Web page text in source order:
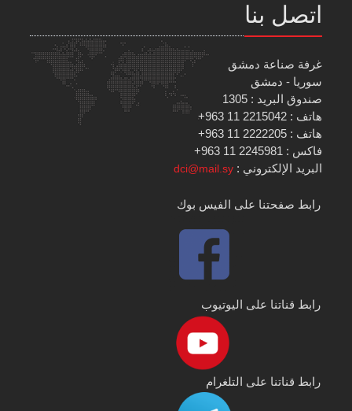
اتصل بنا
غرفة صناعة دمشق
سوريا - دمشق
صندوق البريد : 1305
هاتف : 2215042 11 963+
هاتف : 2222205 11 963+
فاكس : 2245981 11 963+
البريد الإلكتروني :dci@mail.sy
رابط صفحتنا على الفيس بوك
رابط قناتنا على اليوتيوب
رابط قناتنا على التلغرام